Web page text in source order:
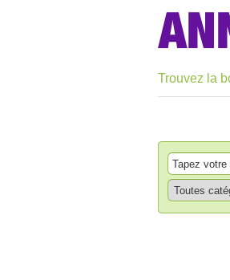
Trouvez la